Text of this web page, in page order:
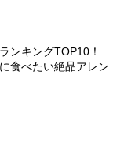
ンキングTOP10！
食べたい絶品アレン